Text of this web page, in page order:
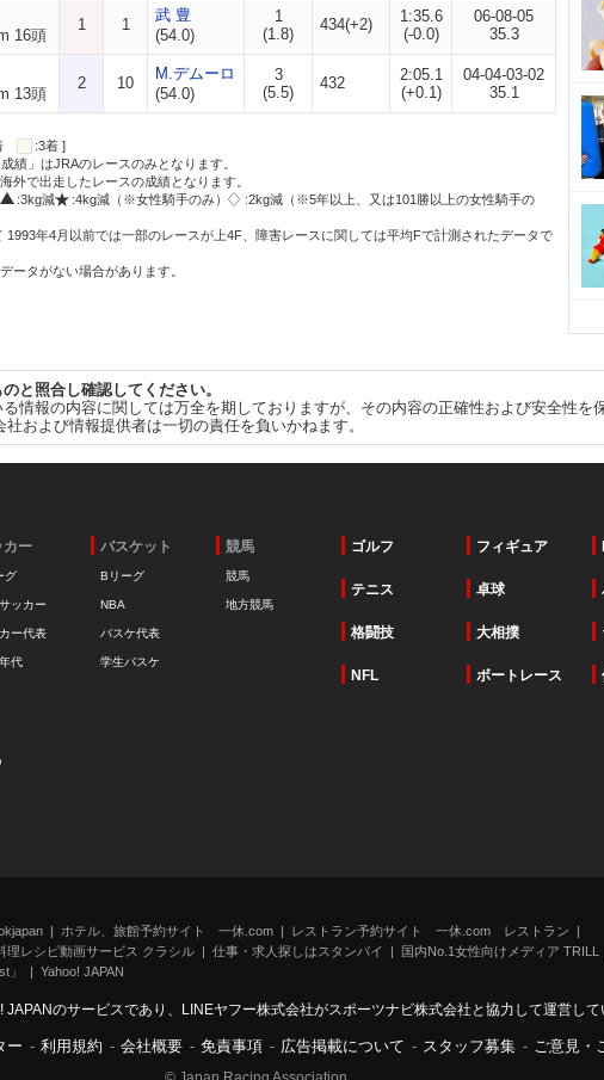
16頭
1 1
武 豊
(54.0)
1
(1.8)
434(+2)
1:35.6
(-0.0)
06-08-05
35.3
13頭
2 10
M.デムーロ
(54.0)
3
(5.5)
432
2:05.1
(+0.1)
04-04-03-02
35.1
:3着 ]
績」はJRAのレースのみとなります。
外で出走したレースの成績となります。
:3kg減 :4kg減（※女性騎手のみ）
:2kg減（※5年以上、又は101勝以上の女性騎手の
年4月以前では一部のレースが上4F、障害レースに関しては平均Fで計測されたデータで
ータがない場合があります。
と照合し確認してください。
情報の内容に関しては万全を期しておりますが、その内容の正確性および安全性を
および情報提供者は一切の責任を負いかねます。
カー
グ
ッカー
ー代表
代
バスケット
Bリーグ
NBA
バスケ代表
学生バスケ
競馬
競馬
地方競馬
ゴルフ フィギュア
テニス 卓球
格闘技 大相撲
NFL ボートレース
ホテル、旅館予約サイト 一休.com
レストラン予約サイト 一休.com レストラン
理レシピ動画サービス クラシル 仕事・求人探しはスタンバイ
国内No.1女性向けメディア TRILL
」
Yahoo! JAPAN
JAPANのサービスであり、LINEヤフー株式会社がスポーツナビ株式会社と協力して運営して
ー - 利用規約 - 会社概要 - 免責事項 - 広告掲載について - スタッフ募集 - ご意見・